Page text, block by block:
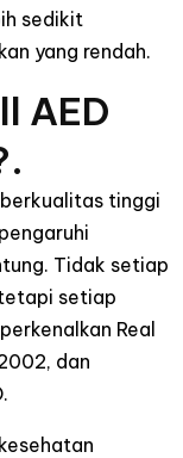
sedikit
yang rendah.
AED
tinggi
Tidak setiap
setiap
Real
dan